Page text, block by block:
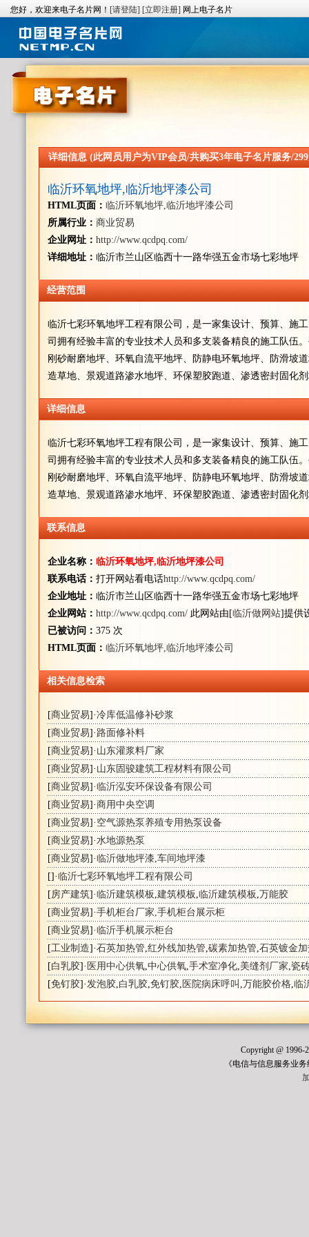
您好，欢迎来电子名片网！ [请登陆] [立即注册] 网上电子名片
详细信息 (此网员用户为VIP会员/共购买3年电子名片服务/
临沂环氧地坪,临沂地坪漆公司
HTML页面： 临沂环氧地坪,临沂地坪漆公司
所属行业： 商业贸易
企业网址： http://www.qcdpq.com/
详细地址： 临沂市兰山区临西十一路华强五金市场七彩地坪
经营范围
临沂七彩环氧地坪工程有限公司，是一家集设计、预算、施
司拥有经验丰富的专业技术人员和多支装备精良的施工队伍
刚砂耐磨地坪、环氧自流平地坪、防静电环氧地坪、防滑坡
造草地、景观道路渗水地坪、环保塑胶跑道、渗透密封固化
详细信息
临沂七彩环氧地坪工程有限公司，是一家集设计、预算、施
司拥有经验丰富的专业技术人员和多支装备精良的施工队伍
刚砂耐磨地坪、环氧自流平地坪、防静电环氧地坪、防滑坡
造草地、景观道路渗水地坪、环保塑胶跑道、渗透密封固化
联系信息
企业名称： 临沂环氧地坪,临沂地坪漆公司
联系电话： 打开网站看电话http://www.qcdpq.com/
企业地址： 临沂市兰山区临西十一路华强五金市场七彩地坪
企业网站： http://www.qcdpq.com/ 此网站由[临沂做网站]提供
已被访问： 375 次
HTML页面： 临沂环氧地坪,临沂地坪漆公司
相关信息检索
[商业贸易]·冷库低温修补砂浆
[商业贸易]· 路面修补料
[商业贸易]· 山东灌浆料厂家
[商业贸易]· 山东固骏建筑工程材料有限公司
[商业贸易]·临沂泓安环保设备有限公司
[商业贸易]·商用中央空调
[商业贸易]· 空气源热泵养殖专用热泵设备
[商业贸易]·水地源热泵
[商业贸易]·临沂做地坪漆,车间地坪漆
[]·临沂七彩环氧地坪工程有限公司
[房产建筑]·临沂建筑模板 ,建筑模板 ,临沂建筑模板 ,万能胶
[商业贸易]·手机柜台厂家,手机柜台展示柜
[商业贸易]·临沂手机展示柜台
[工业制造]·石英加热管,红外线加热管,碳素加热管,石英镀金
[白乳胶]· 医用中心供氧,中心供氧,手术室净化,美缝剂厂家,瓷
[免钉胶]·发泡胶,白乳胶,免钉胶, 医院病床呼叫 ,万能胶价格,临
Copyright @ 1996-
《电信与信息服务业